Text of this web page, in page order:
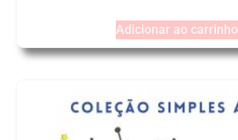
Adicionar ao carrinho